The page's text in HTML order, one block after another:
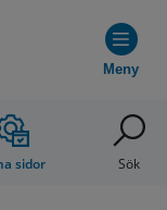
Meny
sidor Sök